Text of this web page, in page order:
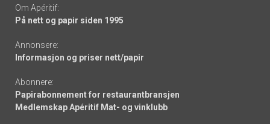
Om Apéritif:
På nett og papir siden 1995
Annonsere:
Informasjon og priser nett/papir
Abonnere:
Papirabonnement for restaurantbransjen
Medlemskap Apéritif Mat- og vinklubb